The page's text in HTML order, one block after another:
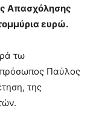
Απασχόλησης
ευρώ.
τω
Παύλος
της